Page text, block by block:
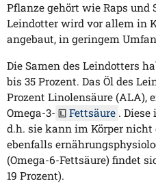
Pflanze gehört wie Raps und
Leindotter wird vor allem in
angebaut, in geringem
Die Samen des Leindotters
bis 35 Prozent. Das Öl des
Prozent Linolensäure (ALA),
Omega-3-
Fettsäure .
d.h. sie kann im Körper
ebenfalls
(Omega-6-Fettsäure) findet
19 Prozent).